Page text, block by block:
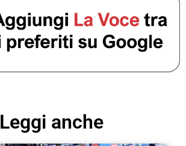
Leggi anche